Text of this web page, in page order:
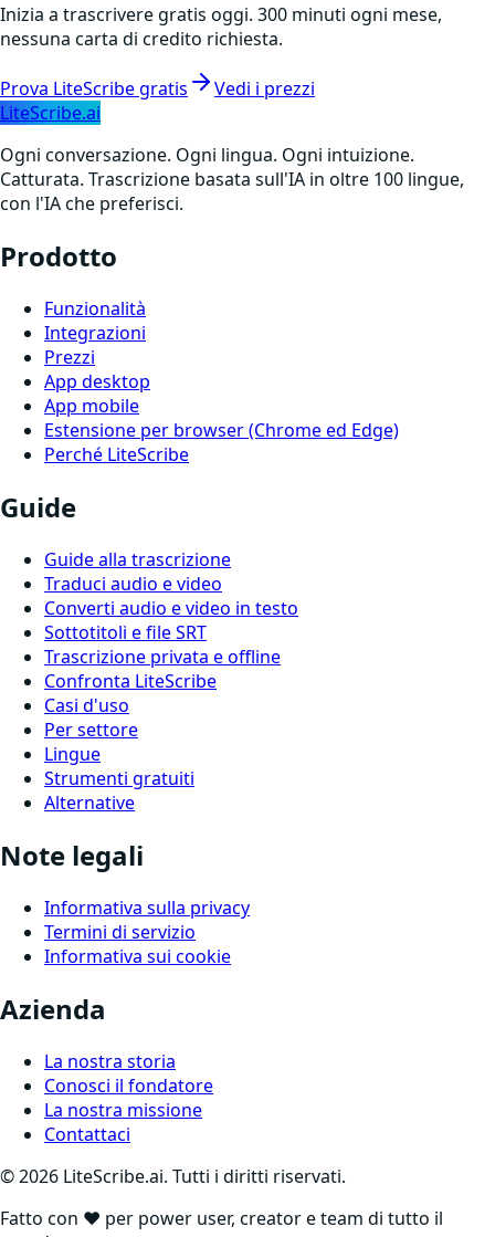
Inizia a trascrivere gratis oggi. 300 minuti ogni mese,
nessuna carta di credito richiesta.
Prova LiteScribe gratis
Vedi i prezzi
LiteScribe.ai
Ogni conversazione. Ogni lingua. Ogni intuizione.
Catturata. Trascrizione basata sull'IA in oltre 100 lingue,
con l'IA che preferisci.
Prodotto
Funzionalità
Integrazioni
Prezzi
App desktop
App mobile
Estensione per browser (Chrome ed Edge)
Perché LiteScribe
Guide
Guide alla trascrizione
Traduci audio e video
Converti audio e video in testo
Sottotitoli e file SRT
Trascrizione privata e offline
Confronta LiteScribe
Casi d'uso
Per settore
Lingue
Strumenti gratuiti
Alternative
Note legali
Informativa sulla privacy
Termini di servizio
Informativa sui cookie
Azienda
La nostra storia
Conosci il fondatore
La nostra missione
Contattaci
©2026 LiteScribe.ai. Tutti i diritti riservati.
Fatto con ❤️ per power user, creator e team di tutto il